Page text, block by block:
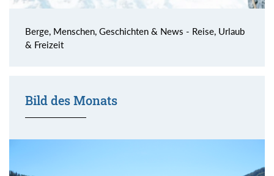
Berge, Menschen, Geschichten & News - Reise, Urlaub
& Freizeit
Bild des Monats